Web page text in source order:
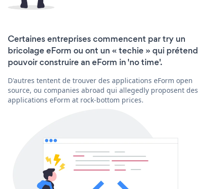
Certaines entreprises commencent par try un
bricolage eForm ou ont un « techie » qui prétend
pouvoir construire an eForm in 'no time'.
D'autres tentent de trouver des applications eForm open
source, ou companies abroad qui allegedly proposent des
applications eForm at rock-bottom prices.